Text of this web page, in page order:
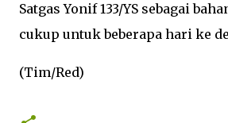
Satgas Yonif 133/YS sebagai
cukup untuk beberapa hari ke
(Tim/Red)